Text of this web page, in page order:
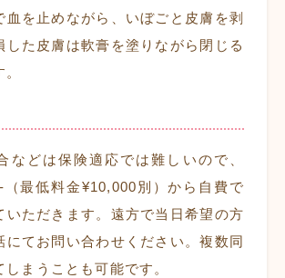
血を止めながら、いぼごと皮膚を剥
した皮膚は軟膏を塗りながら閉じる
などは保険適応では難しいので、
（最低料金¥10,000別）から自費で
いただきます。遠方で当日希望の方
にてお問い合わせください。複数同
まうことも可能です。